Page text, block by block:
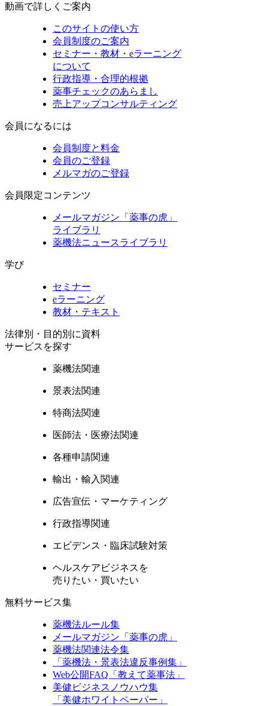
動画で詳しくご案内
このサイトの使い方
会員制度のご案内
セミナー・教材・eラーニング
について
行政指導・合理的根拠
薬事チェックのあらまし
売上アップコンサルティング
会員になるには
会員制度と料金
会員のご登録
メルマガのご登録
会員限定コンテンツ
メールマガジン「薬事の虎」
ライブラリ
薬機法ニュースライブラリ
学び
セミナー
eラーニング
教材・テキスト
法律別・目的別に資料
サービスを探す
薬機法関連
景表法関連
特商法関連
医師法・医療法関連
各種申請関連
輸出・輸入関連
広告宣伝・マーケティング
行政指導関連
エビデンス・臨床試験対策
ヘルスケアビジネスを
売りたい・買いたい
無料サービス集
薬機法ルール集
メールマガジン「薬事の虎」
薬機法関連法令集
「薬機法・景表法違反事例集」
Web公開FAQ「教えて薬事法」
美健ビジネスノウハウ集
「美健ホワイトペーパー」